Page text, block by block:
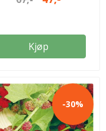
Antall frø: 100 frø
Kjøp
-30%